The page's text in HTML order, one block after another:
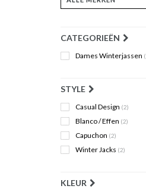
CATEGORIEËN
Dames Winterjassen
STYLE
Casual Design (2)
Blanco / Effen (2)
Capuchon (2)
Winter Jacks (2)
KLEUR